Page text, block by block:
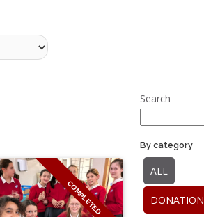
COMPLETED
Search
By category
ALL
DONATION